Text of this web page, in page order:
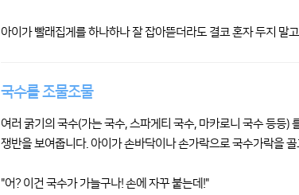
아이가 빨래집게를 하나하나 잘 잡아뜯더라도 결코 혼자 두지 말
국수를 조물조물
여러 굵기의 국수(가는 국수, 스파게티 국수, 마카로니 국수 등등
쟁반을 보여줍니다. 아이가 손바닥이나 손가락으로 국수가락을
"어? 이건 국수가 가늘구나! 손에 자꾸 붙는데!"